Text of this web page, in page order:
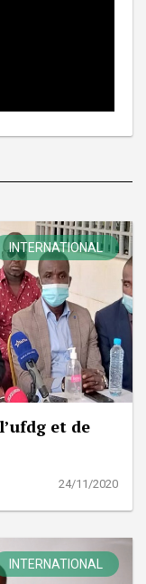
INTERNATIONAL
et de
24/11/2020
INTERNATIONAL